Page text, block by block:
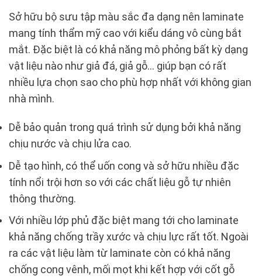
Sở hữu bộ sưu tập màu sắc đa dạng nên laminate
mang tính thẩm mỹ cao với kiểu dáng vô cùng bắt
mắt. Đặc biệt là có khả năng mô phỏng bất kỳ dạng
vật liệu nào như giả đá, giả gỗ… giúp bạn có rất
nhiều lựa chọn sao cho phù hợp nhất với không gian
nhà mình.
Dễ bảo quản trong quá trình sử dụng bởi khả năng
chịu nước và chịu lửa cao.
Dễ tạo hình, có thể uốn cong và sở hữu nhiều đặc
tính nổi trội hơn so với các chất liệu gỗ tự nhiên
thông thường.
Với nhiều lớp phủ đặc biệt mang tới cho laminate
khả năng chống trầy xước và chịu lực rất tốt. Ngoài
ra các vật liệu làm từ laminate còn có khả năng
chống cong vênh, mối mọt khi kết hợp với cốt gỗ